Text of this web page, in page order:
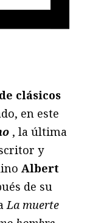
clásicos
en este
, la última
y
Albert
de su
La muerte